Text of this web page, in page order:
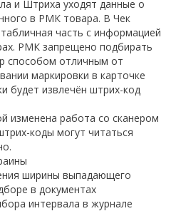
и Штриха уходят данные о
в РМК товара. В Чек
часть с информацией
РМК запрещено подбирать
способом отличным от
маркировки в карточке
будет извлечён штрих-код
изменена работа со сканером
коды могут читаться
ширины выпадающего
в документах
интервала в журнале